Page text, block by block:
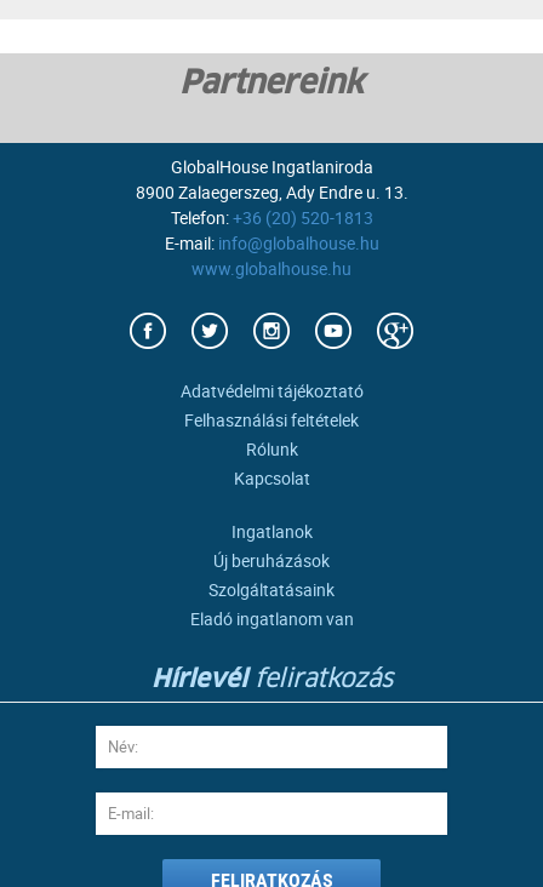
Partnereink
GlobalHouse Ingatlaniroda
8900 Zalaegerszeg, Ady Endre u. 13.
Telefon:+36 (20) 520-1813
E-mail: info@globalhouse.hu
www.globalhouse.hu
Adatvédelmi tájékoztató
Felhasználási feltételek
Rólunk
Kapcsolat
Ingatlanok
Új beruházások
Szolgáltatásaink
Eladó ingatlanom van
Hírlevélfeliratkozás
FELIRATKOZÁS